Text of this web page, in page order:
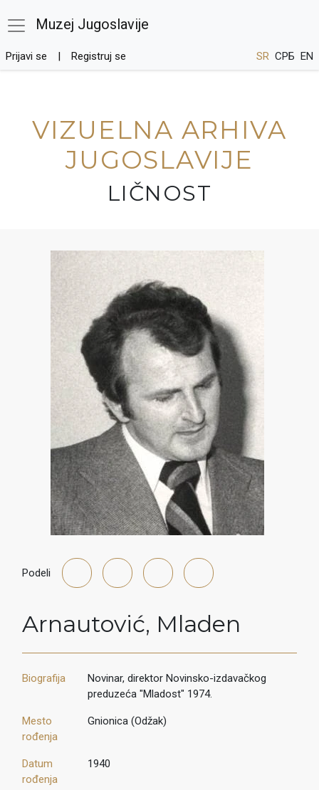
Muzej Jugoslavije
Prijavi se Registruj se SR СРБ EN
VIZUELNA ARHIVA
JUGOSLAVIJE
LIČNOST
Podeli
Arnautović, Mladen
Biografija
Novinar, direktor Novinsko-izdavačkog
preduzeća "Mladost" 1974.
Mesto
rođenja
Gnionica (Odžak)
Datum
rođenja
1940